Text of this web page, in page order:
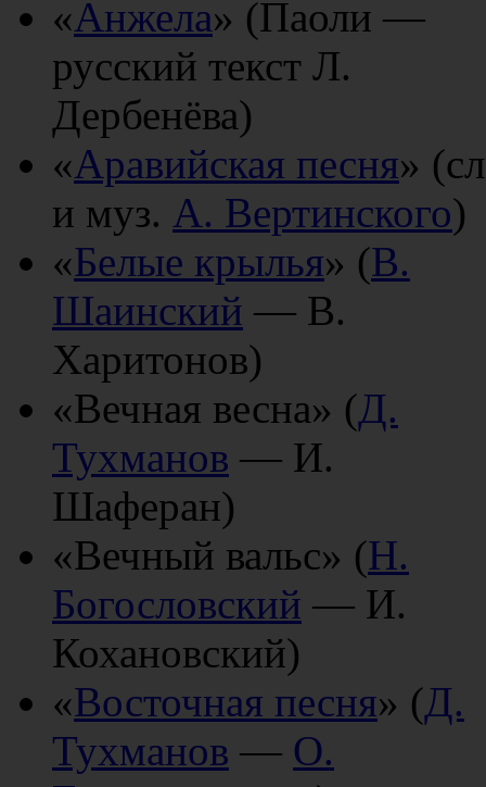
«Анжела» (Паоли —
русский текст Л.
Дербенёва)
«Аравийская песня»
и муз. А. Вертинского)
«Белые крылья» (В.
Шаинский — В.
Харитонов)
«Вечная весна» (Д.
Тухманов — И.
Шаферан)
«Вечный вальс» (Н.
Богословский — И.
Кохановский)
«Восточная песня» (Д.
Тухманов — О.